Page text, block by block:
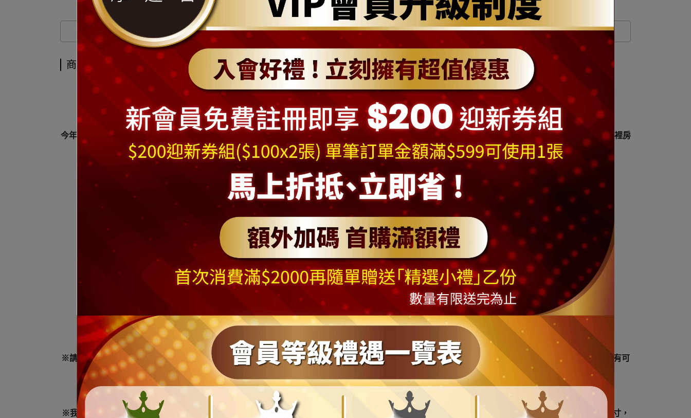
規格說明 運送方式
商品介紹
[商品說明
今年冬天何不買一株可愛幸福聖誕樹讓自己溫暖幸福一下呢! 這顆豪華夢幻白色聖誕樹與吊飾已替您搭配好,無須另外採購,組裝非常容易,非常適合擺放在家裡房
間或是客廳或辦公室內,可以營造濃厚溫暖冬季耶誕氣氛
[產品規格與注意事項
※聖誕樹 商品尺寸: 台灣製8尺豪華版夢幻白色聖誕樹(高約24 0cm) /底部直徑約為142
台灣製造歐美外銷規格等級
※ 本商品出貨包括: 一株 台灣製8尺豪華版夢幻白色聖誕樹 +裝飾配件包組 (共計178件配件)
(共有四個飾品配件組的色系可以選擇:紅金/藍銀/金紫/銀紫)
(此組商品不含聖誕燈 )
*本商品需自行組裝*
耶誕彩條龍柱 /裝飾珠鍊條/吊飾球 等(共計178件配件
※請注意若偶有裝飾配件缺貨狀況 本公司具有得修改替換搭配商品吊飾之權利
※請注意"尺( 乃一般聖誕樹業界的高度單位 (一尺約 30cm)
， 其一般高度定義為從底座底部地上一直到樹頂星的樹藤向上全部拉直到最頂部的垂直高度 有可
※商品可能會因實際某些因素產生些許誤差，誤差值在6~9吋
※我們工作人員皆辛苦努力地為您的訂單服務，為避免因退換貨浪費來回時間與造成物流費用等資源損失與浪費，訂購前請務必謹慎思考您需要的規格尺寸，